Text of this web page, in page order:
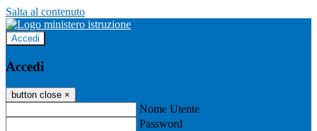
Salta al contenuto
Accedi
Accedi
button close ×
Nome Utente
Password